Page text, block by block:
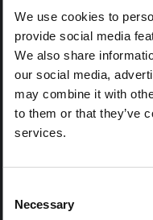
We use cookies to
provide social media
We also share
our social media,
may combine it with
to them or that they’ve
services.
Selection
Necessary